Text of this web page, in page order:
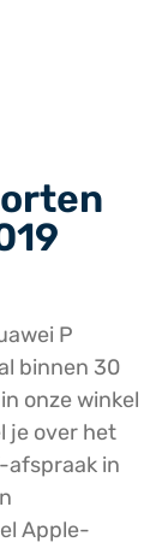
P
binnen 30
onze winkel
je over het
afspraak in
Apple-